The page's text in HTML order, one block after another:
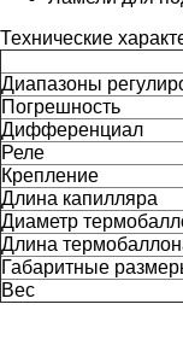
Технические
Диапазоны
Погрешность
Дифференциал
Реле
Крепление
Длина капилляра
Диаметр
Длина
Габаритные
Вес